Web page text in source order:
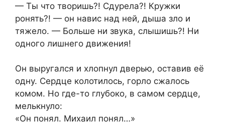
— Ты что творишь?! Сдурела?! Кружки
ронять?! — он навис над ней, дыша зло и
тяжело. — Больше ни звука, слышишь?! Ни
одного лишнего движения!
Он выругался и хлопнул дверью, оставив её
одну. Сердце колотилось, горло сжалось
комом. Но где-то глубоко, в самом сердце,
мелькнуло:
«Он понял. Михаил понял…»